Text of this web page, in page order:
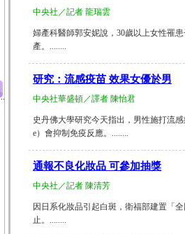
中央社／記者 龍瑞雲
婦產科醫師郭安妮說，30歲以上女性罹
產。........
研究：流感疫苗 效果女優於男
中央社華盛頓／譯者 陳怡君
史丹佛大學研究今天指出，男性施打流
e）會抑制免疫反應。........
通報不良化妝品 可參加抽獎
中央社／記者 陳清芳
因日系化妝品引起白斑，衛福部建置「
止。........